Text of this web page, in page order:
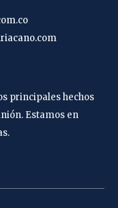
principales hechos
Estamos en